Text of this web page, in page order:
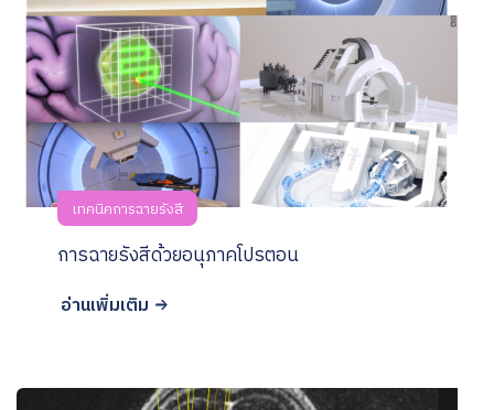
เทคนิคการฉายรังสี
การฉายรังสีด้วยอนุภาคโปรตอน
อ่านเพิ่มเติม